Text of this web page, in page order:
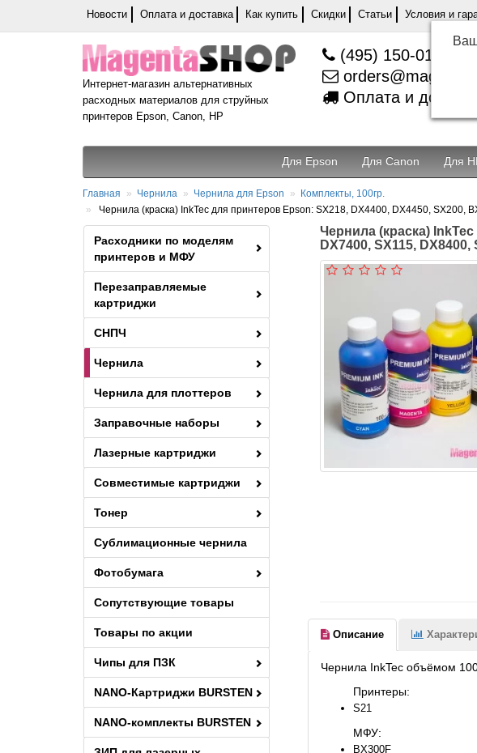
Новости Оплата и доставка Как купить Скидки Статьи Условия и
Интернет-магазин альтернативных
расходных материалов для струйных
принтеров Epson, Canon, HP
(495) 150-01-37
Оплата и доставка
Для Epson Для Canon Для
Главная Чернила Чернила для Epson
Комплекты, 100гр.
Чернила (краска) InkTec для принтеров Epson: SX218, DX4400, DX4450, SX200,
Расходники по моделям
принтеров и МФУ
Перезаправляемые
картриджи
СНПЧ
Чернила
Чернила для плоттеров
Заправочные наборы
Лазерные картриджи
Совместимые картриджи
Тонер
Сублимационные чернила
Фотобумага
Сопутствующие товары
Товары по акции
Чипы для ПЗК
NANO-Картриджи BURSTEN
NANO-комплекты BURSTEN
Чернила (краска)
DX7400, SX115, DX8400,
Описание
Чернила InkTec объёмом
Принтеры:
S21
МФУ:
BX300F